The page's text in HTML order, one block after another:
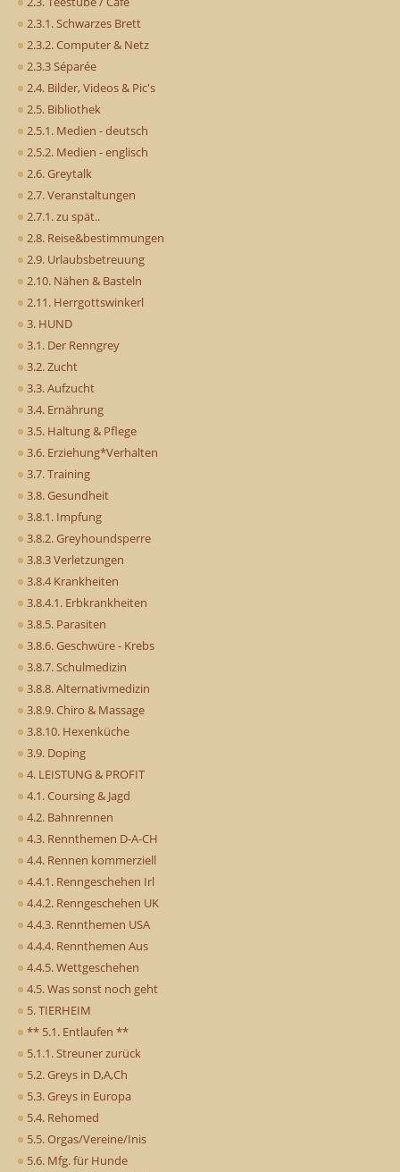
2.3.1. Schwarzes Brett
2.3.2. Computer & Netz
2.3.3 Séparée
2.4. Bilder, Videos & Pic's
2.5. Bibliothek
2.5.1. Medien - deutsch
2.5.2. Medien - englisch
2.6. Greytalk
2.7. Veranstaltungen
2.7.1. zu spät..
2.8. Reise&bestimmungen
2.9. Urlaubsbetreuung
2.10. Nähen & Basteln
2.11. Herrgottswinkerl
3. HUND
3.1. Der Renngrey
3.2. Zucht
3.3. Aufzucht
3.4. Ernährung
3.5. Haltung & Pflege
3.6. Erziehung*Verhalten
3.7. Training
3.8. Gesundheit
3.8.1. Impfung
3.8.2. Greyhoundsperre
3.8.3 Verletzungen
3.8.4 Krankheiten
3.8.4.1. Erbkrankheiten
3.8.5. Parasiten
3.8.6. Geschwüre - Krebs
3.8.7. Schulmedizin
3.8.8. Alternativmedizin
3.8.9. Chiro & Massage
3.8.10. Hexenküche
3.9. Doping
4. LEISTUNG & PROFIT
4.1. Coursing & Jagd
4.2. Bahnrennen
4.3. Rennthemen D-A-CH
4.4. Rennen kommerziell
4.4.1. Renngeschehen Irl
4.4.2. Renngeschehen UK
4.4.3. Rennthemen USA
4.4.4. Rennthemen Aus
4.4.5. Wettgeschehen
4.5. Was sonst noch geht
5. TIERHEIM
** 5.1. Entlaufen **
5.1.1. Streuner zurück
5.2. Greys in D,A,Ch
5.3. Greys in Europa
5.4. Rehomed
5.5. Orgas/Vereine/Inis
5.6. Mfg. für Hunde